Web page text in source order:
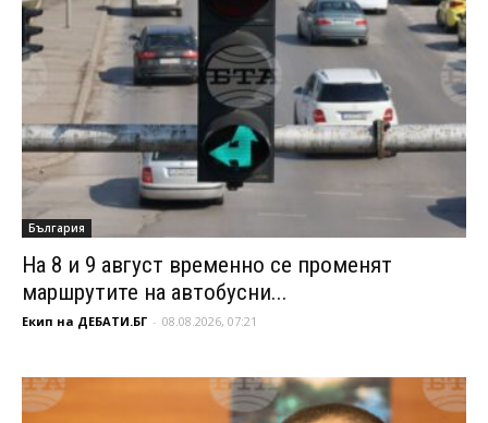
България
На 8 и 9 август временно се променят
маршрутите на автобусни...
Екип на ДЕБАТИ.БГ - 08.08.2026, 07:21